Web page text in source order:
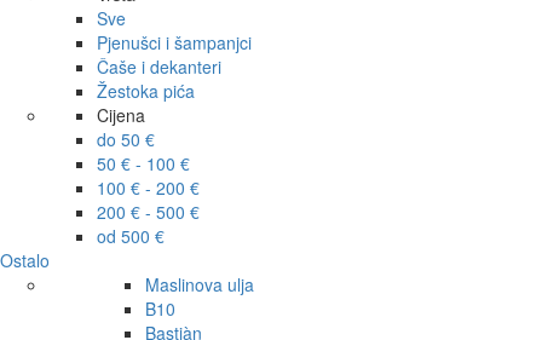
Sve
Pjenušci i šampanjci
Čaše i dekanteri
Žestoka pića
Cijena
do 50 €
50 € - 100 €
100 € - 200 €
200 € - 500 €
od 500 €
Ostalo
Maslinova ulja
B10
Bastiàn